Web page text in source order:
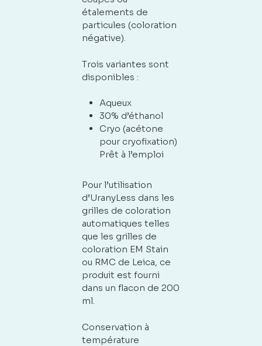
étalements de
particules (coloration
négative).
Trois variantes sont
disponibles :
Aqueux
30% d’éthanol
Cryo (acétone
pour cryofixation)
Prêt à l’emploi
Pour l’utilisation
d’UranyLess dans les
grilles de coloration
automatiques telles
que les grilles de
coloration EM Stain
ou RMC de Leica, ce
produit est fourni
dans un flacon de 200
ml.
Conservation à
température